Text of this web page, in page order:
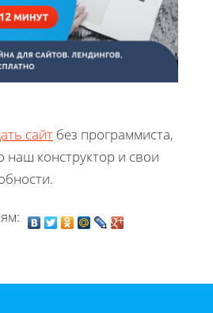
сайт без программиста,
наш конструктор и свои